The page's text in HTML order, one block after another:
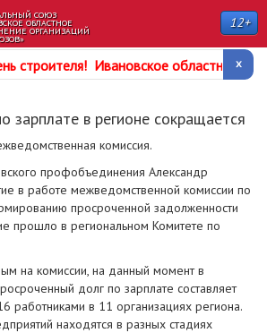
СОЮЗ
ОБЛАСТНОЕ
ОРГАНИЗАЦИЙ
12+
строителя! Ивановское областное
зарплате в регионе сокращается
комиссия.
профобъединения Александр
в работе межведомственной комиссии по
просроченной задолженности
прошло в региональном Комитете по
на комиссии, на данный момент в
долг по зарплате составляет
работниками в 11 организациях региона.
находятся в разных стадиях